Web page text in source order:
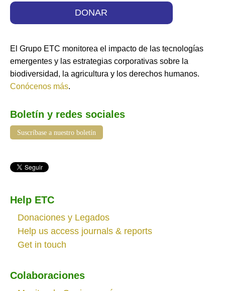
DONAR
El Grupo ETC monitorea el impacto de las tecnologías
emergentes y las estrategias corporativas sobre la
biodiversidad, la agricultura y los derechos humanos.
Conócenos más.
Boletín y redes sociales
Suscríbase a nuestro boletín
Help ETC
Donaciones y Legados
Help us access journals & reports
Get in touch
Colaboraciones